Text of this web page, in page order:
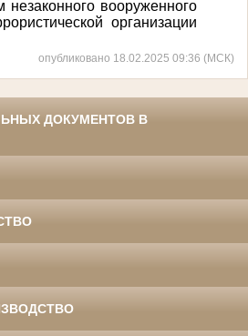
вооруженного
организации
опубликовано 18.02.2025 09:36 (МСК)
ДОКУМЕНТОВ В